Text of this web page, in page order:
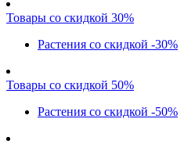
Товары со скидкой 30%
Растения со скидкой -30%
Товары со скидкой 50%
Растения со скидкой -50%